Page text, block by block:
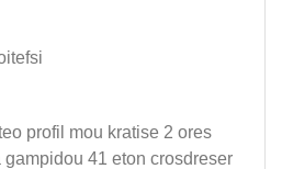
profil mou kratise 2 ores
41 eton crosdreser